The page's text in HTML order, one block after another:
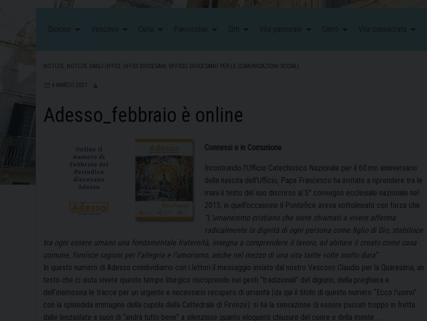
NOTIZIE NOTIZIE DAGLI UFFICI UFFICI DIOCESANI UFFICIO DIOCESANO PER LE COMUNICAZIONI SOCIALI
6 MARZO 2021
Adesso_febbraio è online
Connessi e in Comunione
Incontrando l’Ufficio Catechistico Nazionale per il 60.mo anniversario
della nascita dell’Ufficio, Papa Francesco ha invitato a riprendere tra le
mani il testo del suo discorso al 5° convegno ecclesiale nazionale nel
2015; in quell’occasione il Pontefice aveva sottolineato con forza che
“L’umanesimo cristiano che siete chiamati a vivere afferma
radicalmente la dignità di ogni persona come figlio di Dio, stabilisce
tra ogni essere umano una fondamentale fraternità, insegna a comprendere il lavoro, ad abitare il creato come casa
comune, fornisce ragioni per l’allegria e l’umorismo, anche nel mezzo di una vita tante volte molto dura”.
In questo numero di Adesso condividiamo con i lettori il messaggio inviato dal nostro Vescovo Claudio per la Quaresima, un
testo che ci aiuta vivere questo tempo liturgico riscoprendo nei gesti “tradizionali” del digiuno, della preghiera e
dell’elemosina le tracce per un urgente e necessario recupero di umanità (da qui il titolo di questo numero “Ecco l’uomo”
con la splendida immagine della cupola della Cattedrale di Firenze): si ha la sensazione di essere passati troppo in fretta
dalle lenzuolate a suon di “andrà tutto bene” a silenziose quanto eloquenti chiusure del cuore e della mente …